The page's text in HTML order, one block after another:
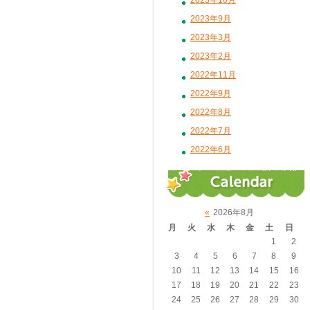
2023年9月
2023年3月
2023年2月
2022年11月
2022年9月
2022年8月
2022年7月
2022年6月
« 2026年8月
月
火 水 木 金 土
日
1
2
3
4 5 6 7 8
9
10
11 12 13 14 15
16
17
18 19 20 21 22
23
24
25 26 27 28 29
30